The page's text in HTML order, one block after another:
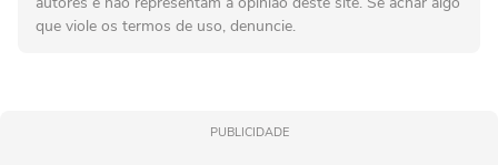
que viole os termos de uso, denuncie.
PUBLICIDADE